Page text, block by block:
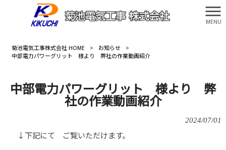
MENU
菊池電気工事株式会社 HOME > お知らせ
>
中部電力パワーグリット 様より 弊社の作業動画紹介
中部電力パワーグリット 様より 弊
社の作業動画紹介
2024/07/01
↓下記にて ご覧いただけます。